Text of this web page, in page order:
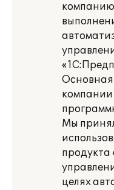
компанию
Основная
компании
Мы
продукта
целях